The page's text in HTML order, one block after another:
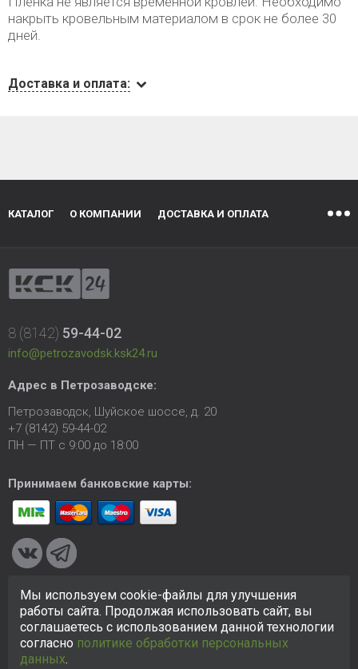
накрыть кровельным материалом в срок не более 30
дней.
Доставка и оплата:
КАТАЛОГ О КОМПАНИИ ДОСТАВКА И ОПЛАТА
8 (8142) 59-44-02
info@petrozavodsk.ksk24.ru
Адрес в Петрозаводске:
Петрозаводск, Шуйское шоссе, д. 20
+7 (8142) 59-44-02
ПН — ПТ с 9:00 до 18:00
Принимаем банковские карты:
© 2005-2026 ООО «КСК». Сайтhttps://petrozavodsk.ksk24.ru
создан исключительно в информационных целях и любая
информация на сайте не является публичной офертой.
Политика в отношении персональных данных
Мы используем cookie-файлы для улучшения
работы сайта. Продолжая использовать сайт, вы
соглашаетесь с использованием данной технологии
согласно политике обработки персональных
данных.